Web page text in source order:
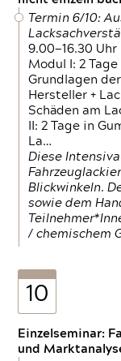
Termin 6/10:
9.00—16.30 Uhr
Modul I: 2
Grundlagen
Hersteller +
Schäden am
II: 2 Tage in
La…
Diese
Blickwinkeln.
sowie dem
/ chemischem
10
Einzelseminar:
und